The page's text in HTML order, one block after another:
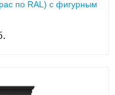
по RAL) с фигурным